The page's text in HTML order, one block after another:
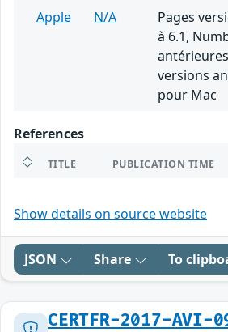
Apple
N/A
Pages
à 6.1,
versions
pour Mac
References
TITLE PUBLICATION TIME
Show details on source website
JSON Share To
CERTFR-2017-AVI-